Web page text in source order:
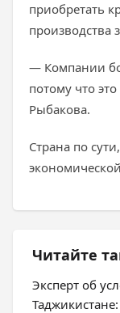
приобретать
производства
— Компании
потому что
Рыбакова.
Страна по
Читайте
Эксперт об